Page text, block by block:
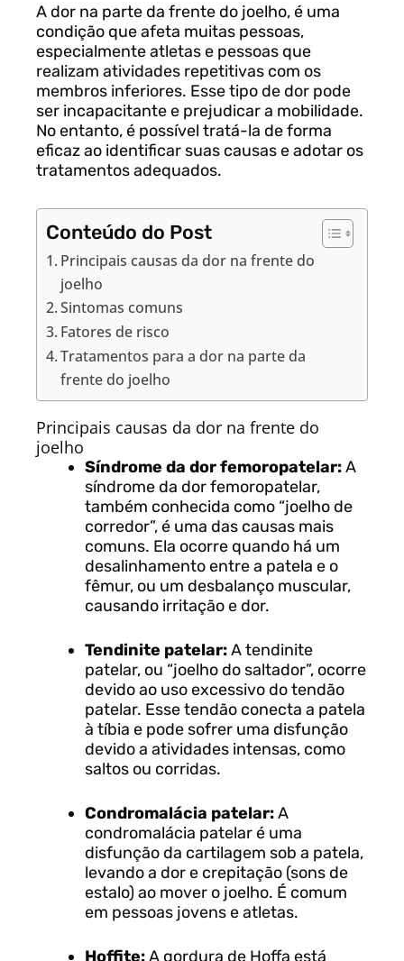
A dor na parte da frente do joelho, é uma
condição que afeta muitas pessoas,
especialmente atletas e pessoas que
realizam atividades repetitivas com os
membros inferiores. Esse tipo de dor pode
ser incapacitante e prejudicar a mobilidade.
No entanto, é possível tratá-la de forma
eficaz ao identificar suas causas e adotar os
tratamentos adequados.
Conteúdo do Post
Principais causas da dor na frente do
joelho
Sintomas comuns
Fatores de risco
Tratamentos para a dor na parte da
frente do joelho
Principais causas da dor na frente do
joelho
Síndrome da dor femoropatelar:A
síndrome da dor femoropatelar,
também conhecida como “joelho de
corredor”, é uma das causas mais
comuns. Ela ocorre quando há um
desalinhamento entre a patela e o
fêmur, ou um desbalanço muscular,
causando irritação e dor.
Tendinite patelar:A tendinite
patelar, ou “joelho do saltador”, ocorre
devido ao uso excessivo do tendão
patelar. Esse tendão conecta a patela
à tíbia e pode sofrer uma disfunção
devido a atividades intensas, como
saltos ou corridas.
Condromalácia patelar:A
condromalácia patelar é uma
disfunção da cartilagem sob a patela,
levando a dor e crepitação (sons de
estalo) ao mover o joelho. É comum
em pessoas jovens e atletas.
Hoffite:A gordura de Hoffa está